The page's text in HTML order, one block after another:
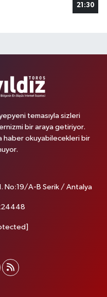
21:30
temasıyla sizleri
bir araya getiriyor.
haber okuyabilecekleri bir
No:19/A-B Serik / Antalya